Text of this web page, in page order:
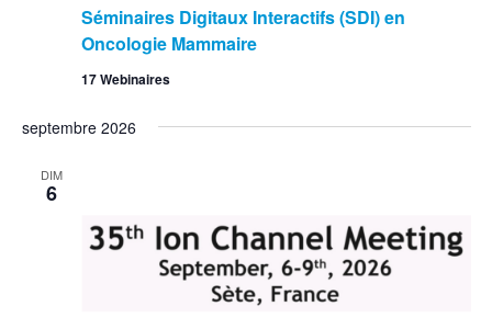
Séminaires Digitaux Interactifs (SDI) en
Oncologie Mammaire
17 Webinaires
septembre 2026
DIM
6